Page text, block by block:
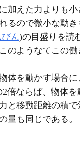
加えた力よりも
るので微小な動き
びん)の目盛りを読
のようなてこの
体を動かす場合に
2倍ならば、物体を
と移動距離の積で
量も同じである。